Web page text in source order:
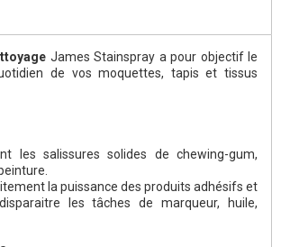
James Stainspray a pour objectif le
de vos moquettes, tapis et tissus
les salissures solides de chewing-gum,
la puissance des produits adhésifs et
les tâches de marqueur, huile,